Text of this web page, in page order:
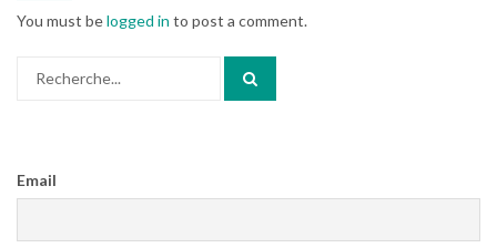
You must belogged in to post a comment.
Email